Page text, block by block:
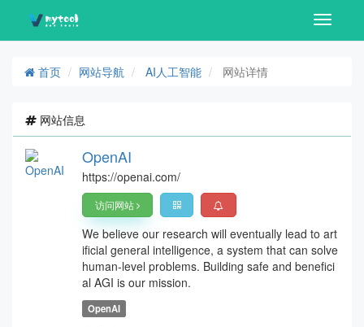
Toggle
首页 网站导航 AI人工智能 网站详情
网站信息
OpenAI
https://openai.com/
访问网站
We believe our research will eventually lead to art
ificial general intelligence, a system that can solve
human-level problems. Building safe and benefici
al AGI is our mission.
OpenAI